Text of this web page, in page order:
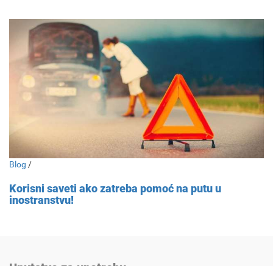
Blog /
Korisni saveti ako zatreba pomoć na putu u
inostranstvu!